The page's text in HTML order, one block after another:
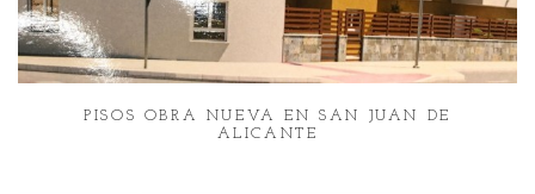
PISOS OBRA NUEVA EN SAN JUAN DE
ALICANTE